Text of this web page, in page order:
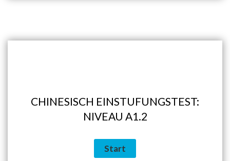
CHINESISCH EINSTUFUNGSTEST:
NIVEAU A1.2